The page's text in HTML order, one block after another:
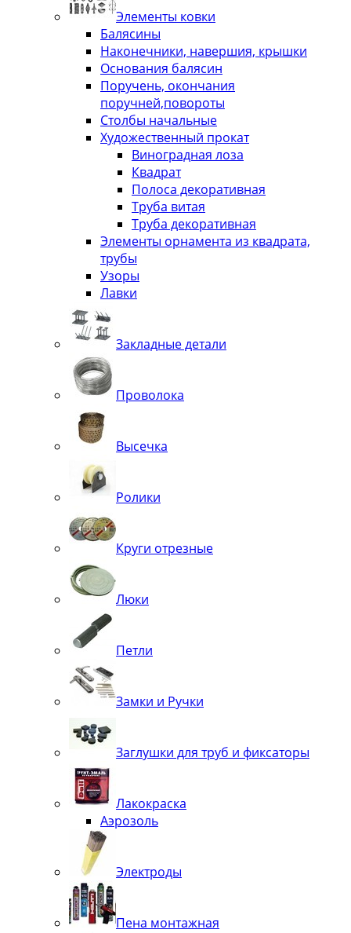
Элементы ковки
Балясины
Наконечники, навершия, крышки
Основания балясин
Поручень, окончания
поручней,повороты
Столбы начальные
Художественный прокат
Виноградная лоза
Квадрат
Полоса декоративная
Труба витая
Труба декоративная
Элементы орнамента из квадрата,
трубы
Узоры
Лавки
Закладные детали
Проволока
Высечка
Ролики
Круги отрезные
Люки
Петли
Замки и Ручки
Заглушки для труб и фиксаторы
Лакокраска
Аэрозоль
Электроды
Пена монтажная